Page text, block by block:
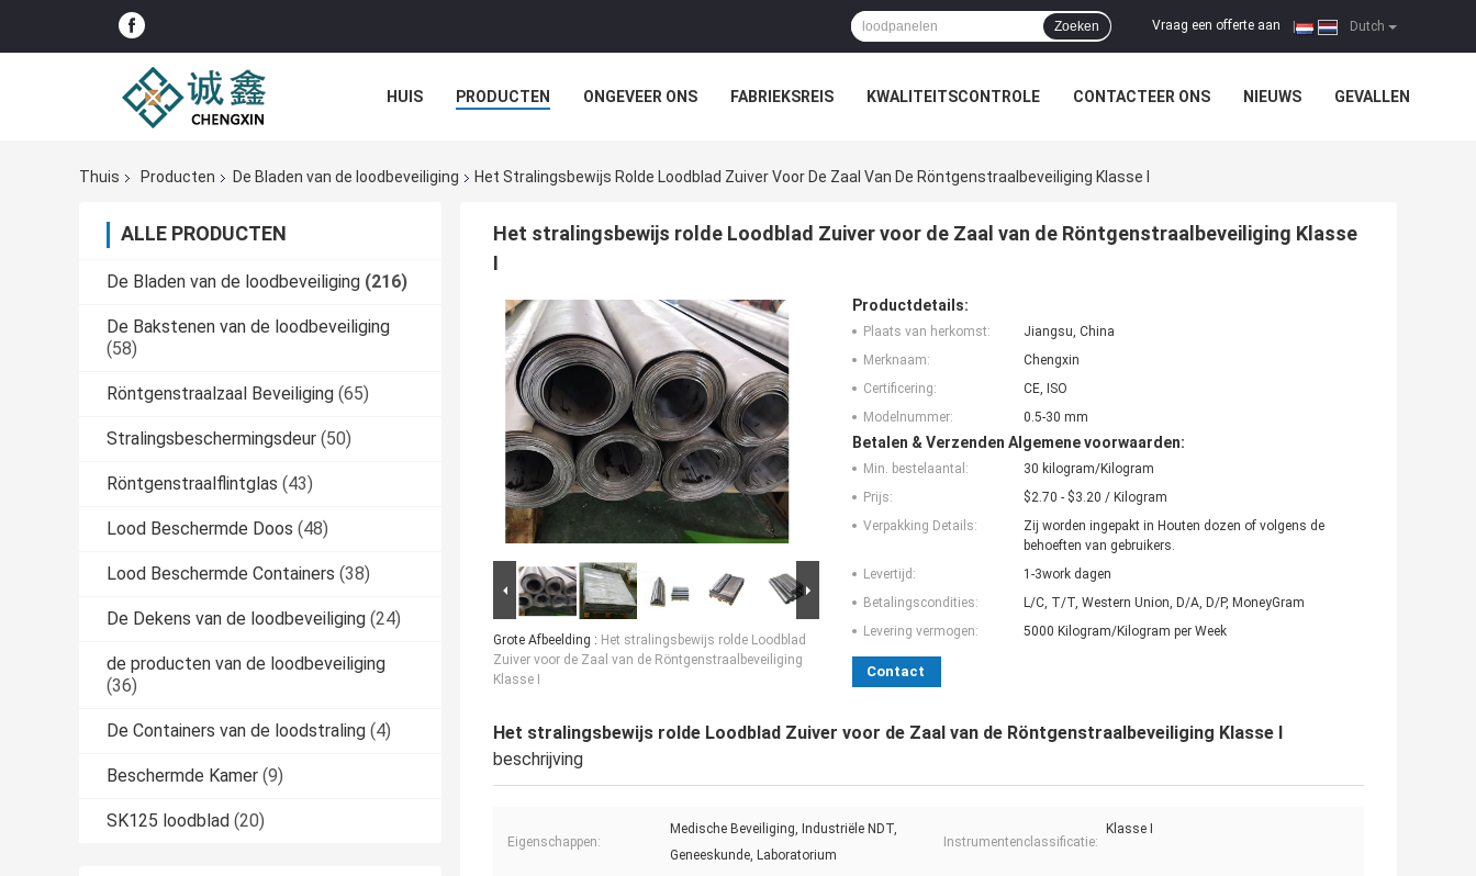
Dutch
Vraag een offerte aan
Zoeken
HUIS PRODUCTEN ONGEVEER ONS FABRIEKSREIS KWALITEITSCONTROLE CONTACTEER ONS NIEUWS GEVALLEN
Thuis Producten De Bladen van de loodbeveiliging Het Stralingsbewijs Rolde Loodblad Zuiver Voor De Zaal Van De Röntgenstraalbeveiliging Klasse I
ALLE PRODUCTEN
De Bladen van de loodbeveiliging (216)
De Bakstenen van de loodbeveiliging
(58)
Röntgenstraalzaal Beveiliging (65)
Stralingsbeschermingsdeur (50)
Röntgenstraalflintglas (43)
Lood Beschermde Doos (48)
Lood Beschermde Containers (38)
De Dekens van de loodbeveiliging (24)
de producten van de loodbeveiliging
(36)
De Containers van de loodstraling (4)
Beschermde Kamer (9)
SK125 loodblad (20)
Het stralingsbewijs rolde Loodblad Zuiver voor de Zaal van de Röntgenstraalbeveiliging Klasse
I
Grote Afbeelding : Het stralingsbewijs rolde Loodblad
Zuiver voor de Zaal van de Röntgenstraalbeveiliging
Klasse I
Productdetails:
Plaats van herkomst:
Jiangsu, China
Merknaam:
Chengxin
Certificering:
CE, ISO
Modelnummer:
0.5-30 mm
Betalen & Verzenden Algemene voorwaarden:
Min. bestelaantal:
30 kilogram/Kilogram
Prijs:
$2.70 - $3.20 / Kilogram
Verpakking Details:
Zij worden ingepakt in Houten dozen of volgens de
behoeften van gebruikers.
Levertijd:
1-3work dagen
Betalingscondities:
L/C, T/T, Western Union, D/A, D/P, MoneyGram
Levering vermogen:
5000 Kilogram/Kilogram per Week
Contact
Het stralingsbewijs rolde Loodblad Zuiver voor de Zaal van de Röntgenstraalbeveiliging Klasse I
beschrijving
Eigenschappen:
Medische Beveiliging, Industriële NDT,
Geneeskunde, Laboratorium
Instrumentenclassificatie:
Klasse I